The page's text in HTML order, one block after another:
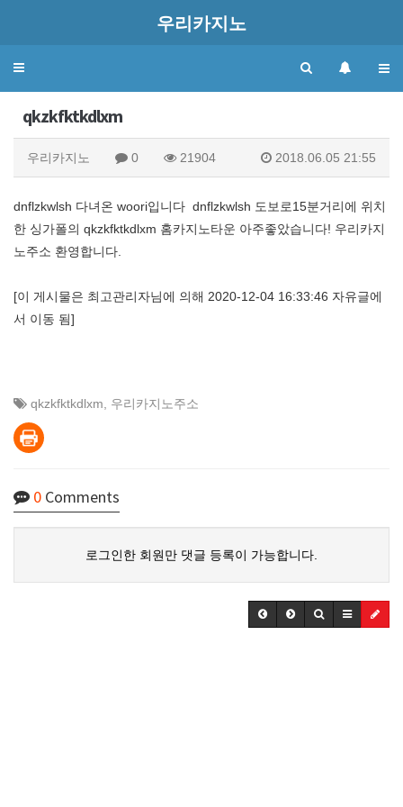
우리카지노
Toggle
qkzkfktkdlxm
우리카지노 0 21904 2018.06.05 21:55
dnflzkwlsh 다녀온 woori입니다 dnflzkwlsh 도보로15분거리에 위치
한 싱가폴의 qkzkfktkdlxm 홈카지노타운 아주좋았습니다! 우리카지
노주소 환영합니다.
[이 게시물은 최고관리자님에 의해 2020-12-04 16:33:46 자유글에
서 이동 됨]
qkzkfktkdlxm 우리카지노주소
0 Comments
로그인한 회원만 댓글 등록이 가능합니다.